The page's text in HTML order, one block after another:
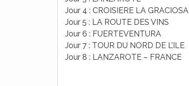
Jour 4 : CROISIERE LA GRACIOSA
Jour 5 : LA ROUTE DES VINS
Jour 6 : FUERTEVENTURA
Jour 7 : TOUR DU NORD DE L’ILE
Jour 8 : LANZAROTE – FRANCE